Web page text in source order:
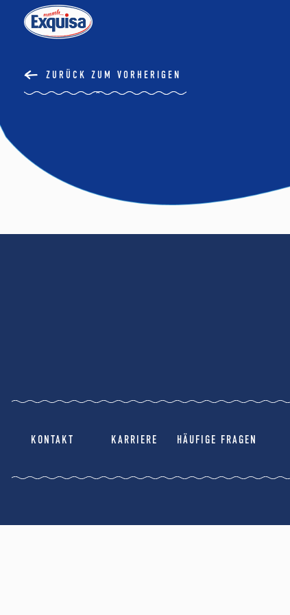
ZURÜCK ZUM VORHERIGEN
KONTAKT KARRIERE HÄUFIGE FRAGEN